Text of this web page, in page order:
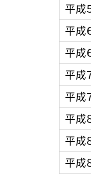
平成
平成
平成
平成
平成
平成
平成
平成